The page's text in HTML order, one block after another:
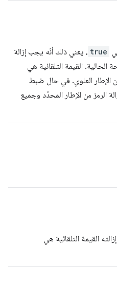
true ، يعني ذلك أنّه يجب إزالة
من الإطار العلوي. في حال ضبط
الرمز من الإطار المحدّد وجميع